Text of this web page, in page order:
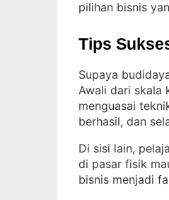
pilihan bisnis
Tips
Supaya
Awali dari skala
menguasai
berhasil, dan
Di sisi lain,
di pasar fisik
bisnis menjadi